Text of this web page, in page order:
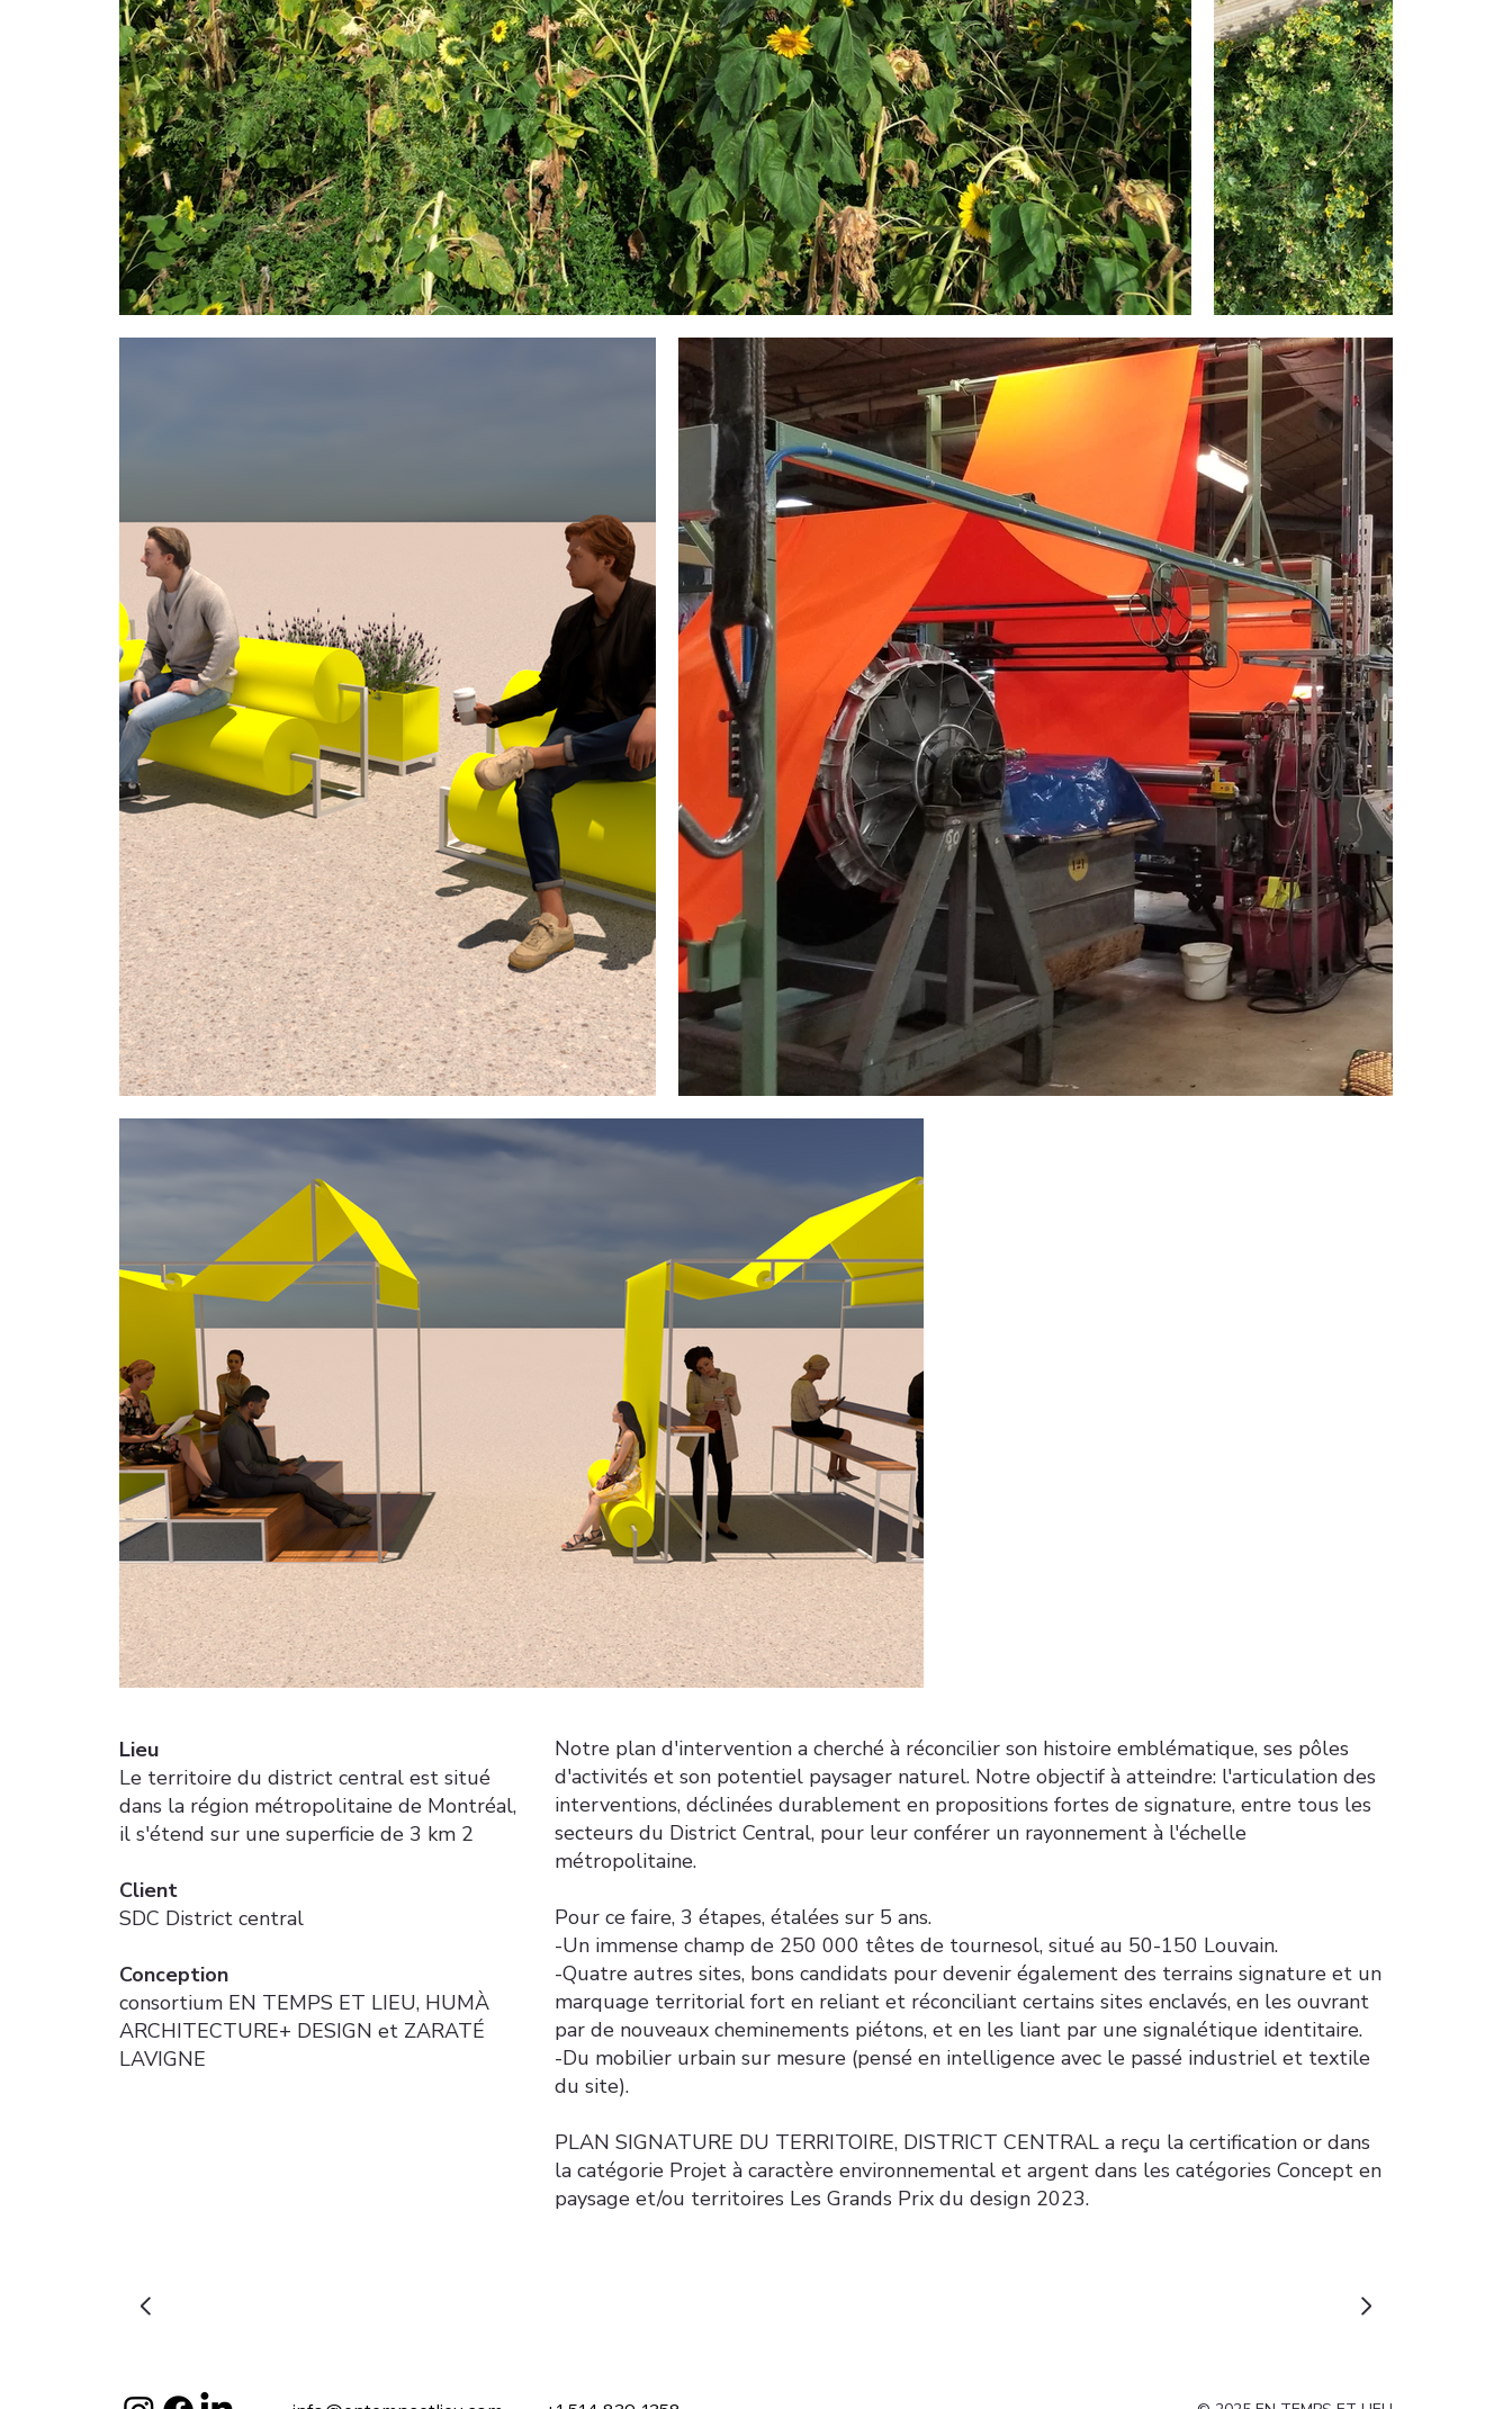
Notre plan d'intervention a cherché à réconcilier son histoire emblématique, ses pôles
d'activités et son potentiel paysager naturel. Notre objectif à atteindre: l'articulation des
interventions, déclinées durablement en propositions fortes de signature, entre tous les
secteurs du District Central, pour leur conférer un rayonnement à l'échelle
métropolitaine.
Pour ce faire, 3 étapes, étalées sur 5 ans.
-Un immense champ de 250 000 têtes de tournesol, situé au 50-150 Louvain.
-Quatre autres sites, bons candidats pour devenir également des terrains signature et un
marquage territorial fort en reliant et réconciliant certains sites enclavés, en les ouvrant
par de nouveaux cheminements piétons, et en les liant par une signalétique identitaire.
-Du mobilier urbain sur mesure (pensé en intelligence avec le passé industriel et textile
du site).
PLAN SIGNATURE DU TERRITOIRE, DISTRICT CENTRAL a reçu la certification or dans
la catégorie Projet à caractère environnemental et argent dans les catégories Concept en
paysage et/ou territoires Les Grands Prix du design 2023.
Lieu
Le territoire du district central est situé
dans la région métropolitaine de Montréal,
il s'étend sur une superficie de 3 km 2
Client
SDC District central
Conception
consortium EN TEMPS ET LIEU, HUMÀ
ARCHITECTURE+ DESIGN et ZARATÉ
LAVIGNE